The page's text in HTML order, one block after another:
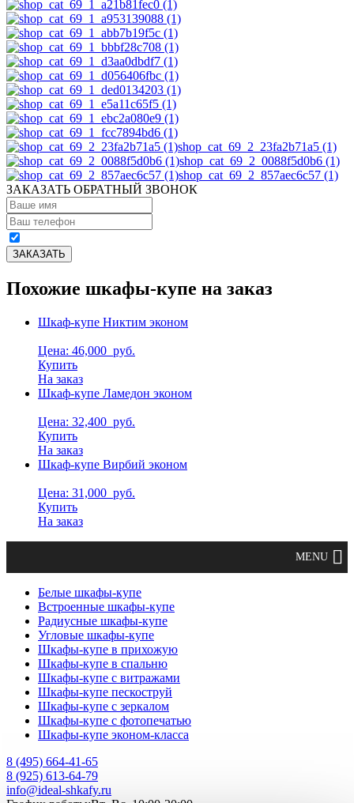
shop_cat_69_2_23fa2b71a5 (1)
shop_cat_69_2_0088f5d0b6 (1)
shop_cat_69_2_857aec6c57 (1)
ЗАКАЗАТЬ ОБРАТНЫЙ ЗВОНОК
Похожие шкафы-купе на заказ
Шкаф-купе Никтим эконом
Цена: 46,000 руб.
Купить
На заказ
Шкаф-купе Ламедон эконом
Цена: 32,400 руб.
Купить
На заказ
Шкаф-купе Вирбий эконом
Цена: 31,000 руб.
Купить
На заказ
Белые шкафы-купе
Встроенные шкафы-купе
Радиусные шкафы-купе
Угловые шкафы-купе
Шкафы-купе в прихожую
Шкафы-купе в спальню
Шкафы-купе с витражами
Шкафы-купе пескоструй
Шкафы-купе с зеркалом
Шкафы-купе с фотопечатью
Шкафы-купе эконом-класса
8 (495) 664-41-65
8 (925) 613-64-79
info@ideal-shkafy.ru